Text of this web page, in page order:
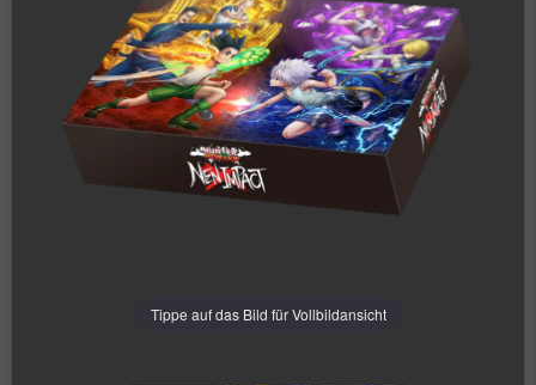
Tippe auf das Bild für Vollbildansicht